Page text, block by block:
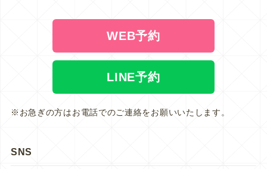
WEB予約
LINE予約
※お急ぎの方はお電話でのご連絡をお願いいたします。
SNS